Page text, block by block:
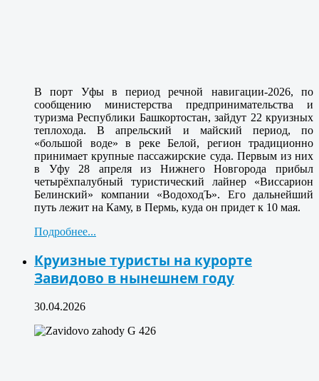
В порт Уфы в период речной навигации-2026, по
сообщению министерства предпринимательства и
туризма Республики Башкортостан, зайдут 22 круизных
теплохода. В апрельский и майский период, по
«большой воде» в реке Белой, регион традиционно
принимает крупные пассажирские суда. Первым из них
в Уфу 28 апреля из Нижнего Новгорода прибыл
четырёхпалубный туристический лайнер «Виссарион
Белинский» компании «ВодоходЪ». Его дальнейший
путь лежит на Каму, в Пермь, куда он придет к 10 мая.
Подробнее...
Круизные туристы на курорте
Завидово в нынешнем году
30.04.2026